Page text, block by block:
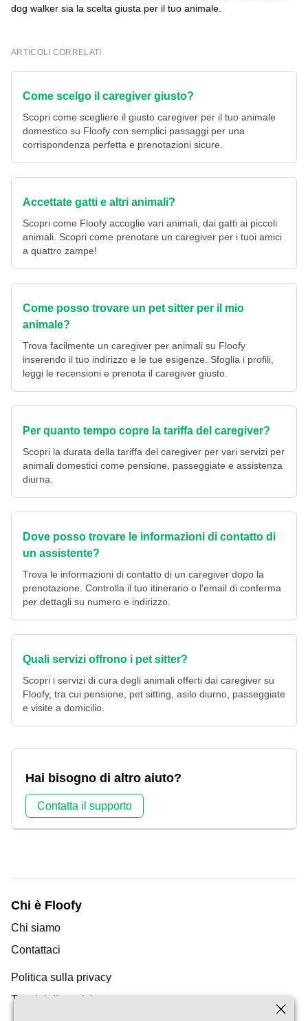
dog walker sia la scelta giusta per il tuo animale.
ARTICOLI CORRELATI
Come scelgo il caregiver giusto?
Scopri come scegliere il giusto caregiver per il tuo animale
domestico su Floofy con semplici passaggi per una
corrispondenza perfetta e prenotazioni sicure.
Accettate gatti e altri animali?
Scopri come Floofy accoglie vari animali, dai gatti ai piccoli
animali. Scopri come prenotare un caregiver per i tuoi amici
a quattro zampe!
Come posso trovare un pet sitter per il mio
animale?
Trova facilmente un caregiver per animali su Floofy
inserendo il tuo indirizzo e le tue esigenze. Sfoglia i profili,
leggi le recensioni e prenota il caregiver giusto.
Per quanto tempo copre la tariffa del caregiver?
Scopri la durata della tariffa del caregiver per vari servizi per
animali domestici come pensione, passeggiate e assistenza
diurna.
Dove posso trovare le informazioni di contatto di
un assistente?
Trova le informazioni di contatto di un caregiver dopo la
prenotazione. Controlla il tuo itinerario o l'email di conferma
per dettagli su numero e indirizzo.
Quali servizi offrono i pet sitter?
Scopri i servizi di cura degli animali offerti dai caregiver su
Floofy, tra cui pensione, pet sitting, asilo diurno, passeggiate
e visite a domicilio.
Hai bisogno di altro aiuto?
Contatta il supporto
Chi è Floofy
Chi siamo
Contattaci
Politica sulla privacy
Termini di servizio